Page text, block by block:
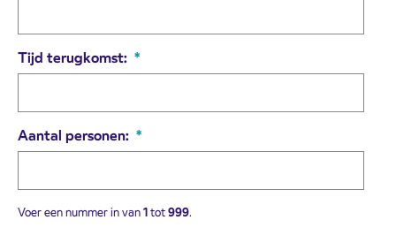
Tijd terugkomst: *
Aantal personen: *
Voer een nummer in van1tot999.